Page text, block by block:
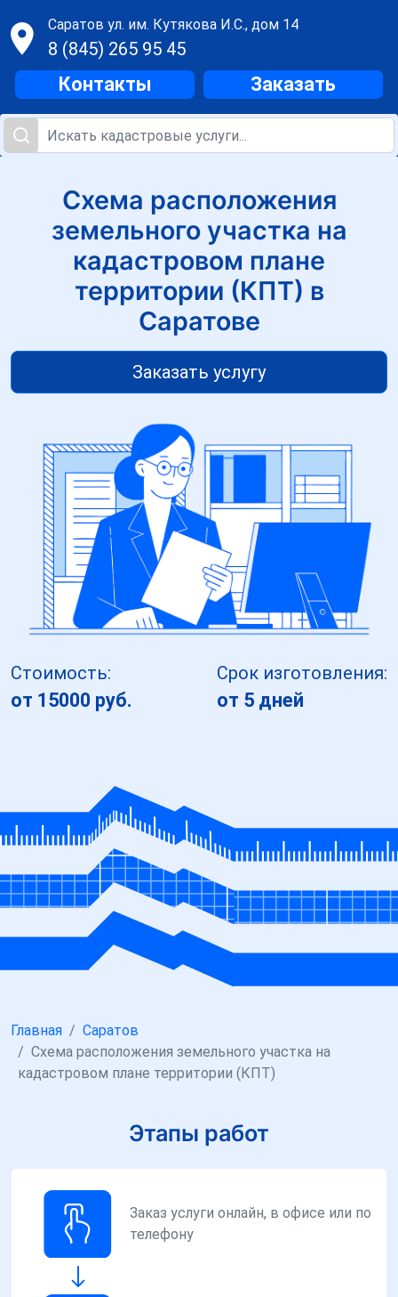
Саратов ул. им. Кутякова И.С., дом 14
8 (845) 265 95 45
Контакты Заказать
Схема расположения
земельного участка на
кадастровом плане
территории (КПТ) в
Саратове
Заказать услугу
Стоимость:
от 15000 руб.
Срок изготовления:
от 5 дней
Главная
Саратов
Схема расположения земельного участка на
кадастровом плане территории (КПТ)
Этапы работ
Заказ услуги онлайн, в офисе или по
телефону